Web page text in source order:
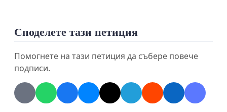
Споделете тази петиция
Помогнете на тази петиция да събере повече
подписи.